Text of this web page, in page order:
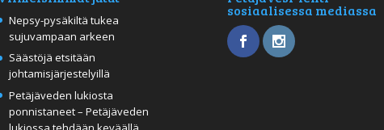
Nepsy-pysäkiltä tukea
sujuvampaan arkeen
Säästöjä etsitään
johtamisjärjestelyillä
Petäjäveden lukiosta
ponnistaneet – Petäjäveden
sosiaalisessa mediassa